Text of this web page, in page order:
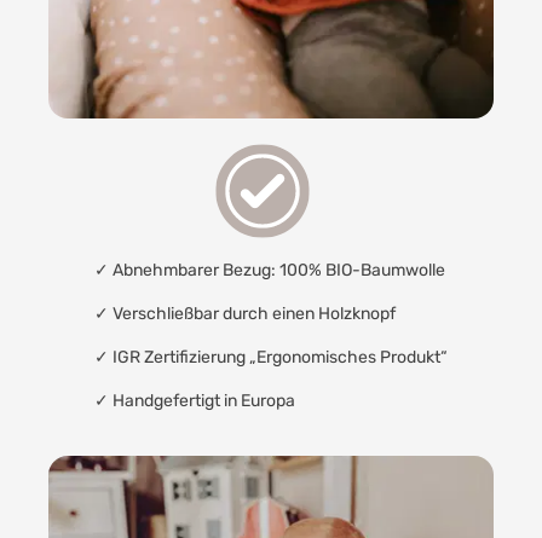
✓ Abnehmbarer Bezug: 100% BIO-Baumwolle
✓ Verschließbar durch einen Holzknopf
✓ IGR Zertifizierung „Ergonomisches Produkt“
✓ Handgefertigt in Europa